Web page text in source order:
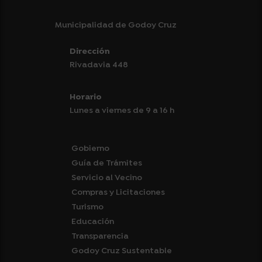
Municipalidad de Godoy Cruz
Dirección
Rivadavia 448
Horario
Lunes a viernes de 9 a 16 h
Gobierno
Guía de Trámites
Servicio al Vecino
Compras y Licitaciones
Turismo
Educación
Transparencia
Godoy Cruz Sustentable